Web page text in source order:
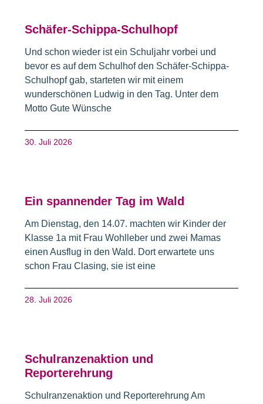
Schäfer-Schippa-Schulhopf
Und schon wieder ist ein Schuljahr vorbei und
bevor es auf dem Schulhof den Schäfer-Schippa-
Schulhopf gab, starteten wir mit einem
wunderschönen Ludwig in den Tag. Unter dem
Motto Gute Wünsche
30. Juli 2026
Ein spannender Tag im Wald
Am Dienstag, den 14.07. machten wir Kinder der
Klasse 1a mit Frau Wohlleber und zwei Mamas
einen Ausflug in den Wald. Dort erwartete uns
schon Frau Clasing, sie ist eine
28. Juli 2026
Schulranzenaktion und
Reporterehrung
Schulranzenaktion und Reporterehrung Am